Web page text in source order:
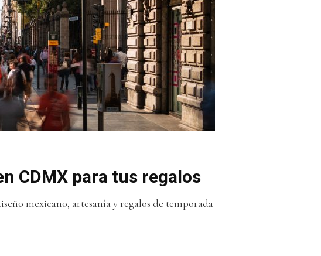
CDMX para tus regalos
mexicano, artesanía y regalos de temporada